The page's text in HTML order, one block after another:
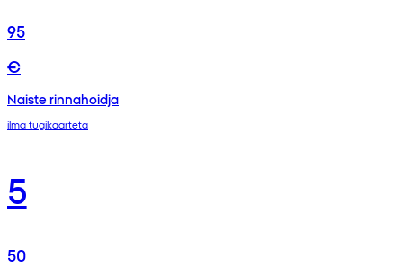
95
€
Naiste rinnahoidja
ilma tugikaarteta
5
50